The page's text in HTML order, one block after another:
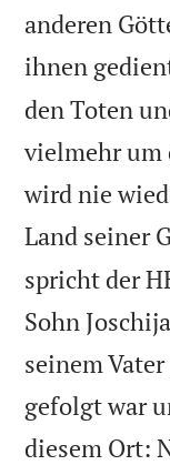
anderen
ihnen
den Toten
vielmehr um
wird nie
Land seiner
spricht der
Sohn
seinem
gefolgt war
diesem Ort: